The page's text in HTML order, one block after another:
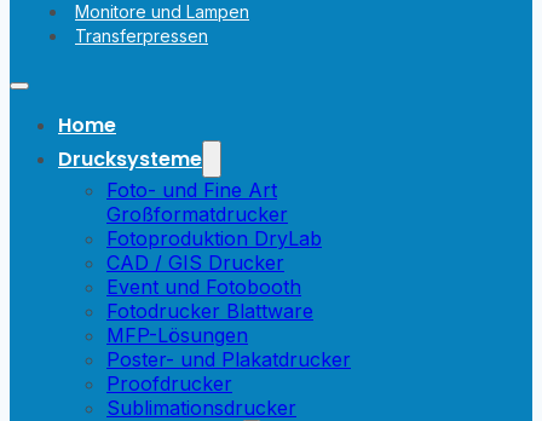
Monitore und Lampen
Transferpressen
Home
Drucksysteme
Foto- und Fine Art
Großformatdrucker
Fotoproduktion DryLab
CAD / GIS Drucker
Event und Fotobooth
Fotodrucker Blattware
MFP-Lösungen
Poster- und Plakatdrucker
Proofdrucker
Sublimationsdrucker